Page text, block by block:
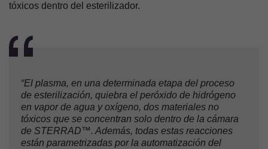
tóxicos dentro del esterilizador.
“El plasma, en una determinada etapa del proceso
de esterilización, quiebra el peróxido de hidrógeno
en vapor de agua y oxígeno, dos materiales no
tóxicos que se concentran solo dentro de la cámara
de STERRAD™. Además, todas estas reacciones
están parametrizadas por la automatización del